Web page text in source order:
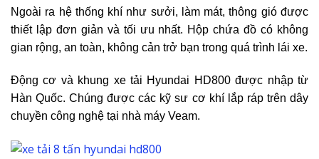
Ngoài ra hệ thống khí như sưởi, làm mát, thông gió được
thiết lập đơn giản và tối ưu nhất. Hộp chứa đồ có không
gian rộng, an toàn, không cản trở bạn trong quá trình lái xe.
Động cơ và khung xe tải Hyundai HD800 được nhập từ
Hàn Quốc. Chúng được các kỹ sư cơ khí lắp ráp trên dây
chuyền công nghệ tại nhà máy Veam.